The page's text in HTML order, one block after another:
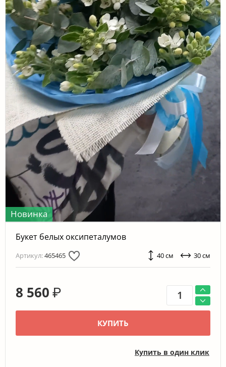
Новинка
Букет белых оксипеталумов
Артикул:465465 40 см 30 см
8 560 ₽
КУПИТЬ
Купить в один клик